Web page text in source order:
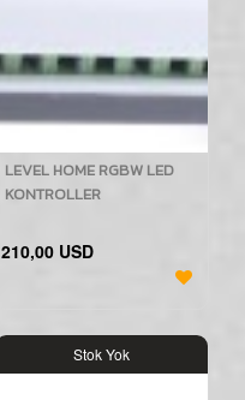
LEVEL HOME RGBW LED
KONTROLLER
210,00 USD
Stok Yok